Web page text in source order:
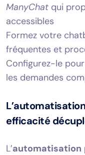
ManyChat qui
accessibles
Formez votre
fréquentes et
Configurez-le
les demandes
efficacité
L’automatisation